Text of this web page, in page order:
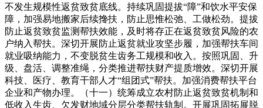
不发生规模性返贫致贫底线。持续巩固提拔“障”和饮水平安保
障，加强易地搬家后续搀扶，防止思惟松弛、工做松劲。提拔
防止返贫致贫监测帮扶效能，及时将存正在返贫致贫风险的农
户纳入帮扶。深切开展防止返贫就业攻坚步履，加强帮扶车间
就业吸纳能力，不变脱贫生齿务工规模和收入。按照巩固、升
级、盘活、调整准绳，分类推进帮扶财产提质增效。深切开展
科技、医疗、教育干部人才“组团式”帮扶。加强消费帮扶平台
企业和产物办理。（十一）统筹成立农村防止返贫致贫机制和
低收入生齿、欠发财地域分层分类帮扶轨制。开展巩固拓展脱